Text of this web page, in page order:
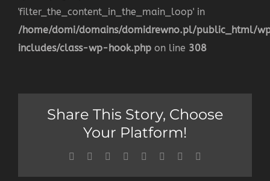
'filter_the_content_in_the_main_loop' in
/home/domi/domains/domidrewno.pl/public_html/
includes/class-wp-hook.php on line 308
Share This Story, Choose
Your Platform!
Facebook
TwitterReddit LinkedIn
TumblrPinterest